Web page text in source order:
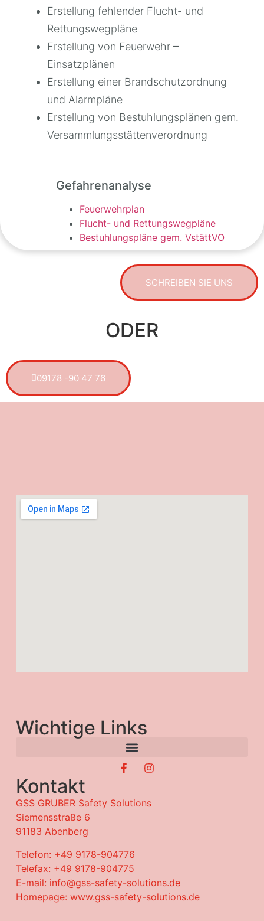
Erstellung fehlender Flucht- und
Rettungswegpläne
Erstellung von Feuerwehr –
Einsatzplänen
Erstellung einer Brandschutzordnung
und Alarmpläne
Erstellung von Bestuhlungsplänen gem.
Versammlungsstättenverordnung
Gefahrenanalyse
Feuerwehrplan
Flucht- und Rettungswegpläne
Bestuhlungspläne gem. VstättVO
SCHREIBEN SIE UNS
ODER
09178 -90 47 76
Wichtige Links
Kontakt
GSS GRUBER Safety Solutions
Siemensstraße 6
91183 Abenberg
Telefon: +49 9178-904776
Telefax: +49 9178-904775
E-mail: info@gss-safety-solutions.de
Homepage: www.gss-safety-solutions.de